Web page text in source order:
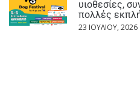
υιοθεσίες,
πολλές
23 ΙΟΥΛΊΟΥ, 2026